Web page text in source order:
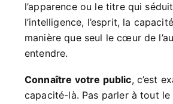
l’apparence ou le titre qui
l’intelligence, l’esprit, la
manière que seul le cœur de
entendre.
Connaître votre public, c’est
capacité-là. Pas parler à tout le